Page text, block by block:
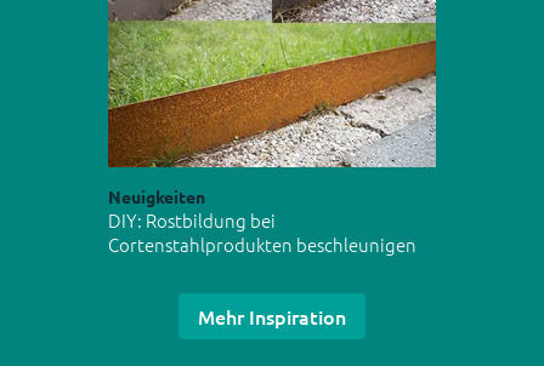
Neuigkeiten
DIY: Rostbildung bei
Cortenstahlprodukten beschleunigen
Mehr Inspiration